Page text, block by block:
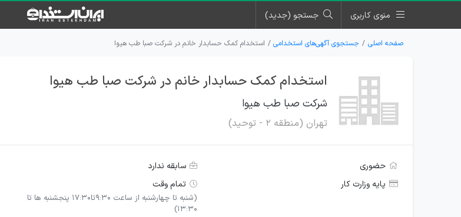
منوی کاربری جستجو (جدید)
صفحه اصلی جستجوی آگهی‌های استخدامی استخدام کمک حسابدار خانم در شرکت صبا طب هیوا
استخدام کمک حسابدار خانم در شرکت صبا طب هیوا
شرکت صبا طب هیوا
تهران (منطقه 2 - توحید)
حضوری
سابقه ندارد
پایه وزارت کار
تمام وقت
(شنبه تا چهارشنبه از ساعت 9:30تا17:30 پنجشنبه ها تا
13:30)